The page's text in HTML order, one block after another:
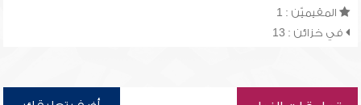
المقيميّن : 1
في خزائن : 13